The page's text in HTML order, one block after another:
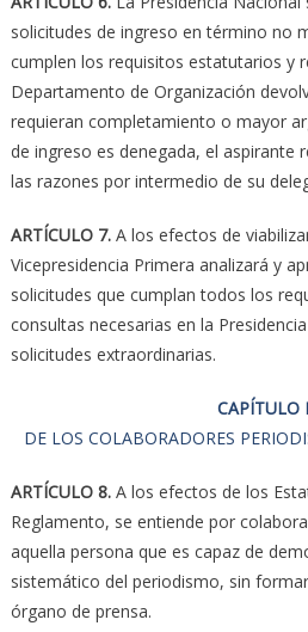
solicitudes de ingreso en término no
cumplen los requisitos estatutarios y
Departamento de Organización
requieran completamiento o mayor
de ingreso es denegada, el aspirante
las razones por intermedio de su
ARTÍCULO 7.A los efectos de
Vicepresidencia Primera analizará y
solicitudes que cumplan todos los
consultas necesarias en la
solicitudes extraordinarias.
CAPÍTULO
DE LOS COLABORADORES
ARTÍCULO 8.A los efectos de los
Reglamento, se entiende por
aquella persona que es capaz de
sistemático del periodismo, sin
órgano de prensa.